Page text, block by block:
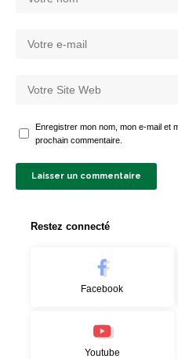
Enregistrer mon nom, mon e-mail et
prochain commentaire.
Restez connecté
Facebook
Youtube